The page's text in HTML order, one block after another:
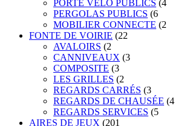
PORTE VÉLO PUBLICS (4
PERGOLAS PUBLICS (6
MOBILIER CONNECTE (2
FONTE DE VOIRIE (22
AVALOIRS (2
CANNIVEAUX (3
COMPOSITE (3
LES GRILLES (2
REGARDS CARRÉS (3
REGARDS DE CHAUSÉE (4
REGARDS SERVICES (5
AIRES DE JEUX (201